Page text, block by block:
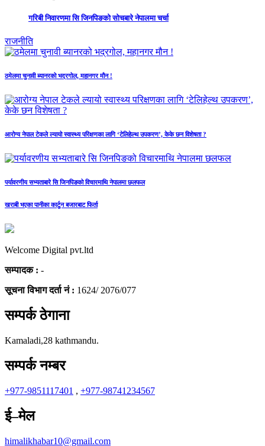
गरिबी निवारणमा सि जिनपिङको सोचबारे नेपालमा चर्चा
राजनीति
ठमेलमा चुनावी ब्यानरको भद्रगोल, महानगर मौन !
आरोग्य नेपाल टेकले ल्यायो स्वास्थ्य परिक्षणका लागि ‘टेलिहेल्थ उपकरण’, केके छन विशेषता ?
पर्यावरणीय सभ्यताबारे सि जिनपिङको विचारमाथि नेपालमा छलफल
खराबी भएका पानीका कार्टुन बजारबाट फिर्ता
Welcome Digital pvt.ltd
सम्पादक : -
सूचना विभाग दर्ता नं : 1624/ 2076/077
सम्पर्क ठेगाना
Kamaladi,28 kathmandu.
सम्पर्क नम्बर
+977-9851117401 , +977-98741234567
ई–मेल
himalikhabar10@gmail.com